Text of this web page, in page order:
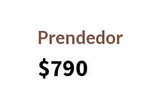
Prendedor
$790